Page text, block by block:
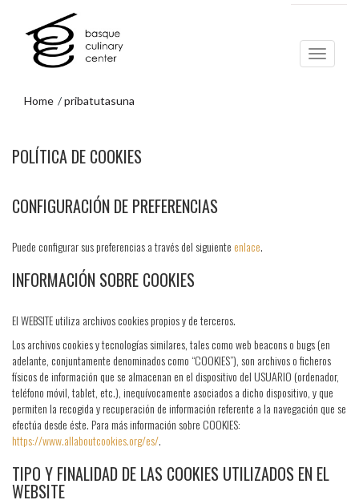
Home pribatutasuna
menuraPOLÍTICA DE COOKIES
CONFIGURACIÓN DE PREFERENCIAS
Puede configurar sus preferencias a través del siguiente enlace.
INFORMACIÓN SOBRE COOKIES
El WEBSITE utiliza archivos cookies propios y de terceros.
Los archivos cookies y tecnologías similares, tales como web beacons o bugs (en
adelante, conjuntamente denominados como “COOKIES”), son archivos o ficheros
físicos de información que se almacenan en el dispositivo del USUARIO (ordenador,
teléfono móvil, tablet, etc.), inequívocamente asociados a dicho dispositivo, y que
permiten la recogida y recuperación de información referente a la navegación que se
efectúa desde éste. Para más información sobre COOKIES:
https://www.allaboutcookies.org/es/.
TIPO Y FINALIDAD DE LAS COOKIES UTILIZADOS EN EL
WEBSITE